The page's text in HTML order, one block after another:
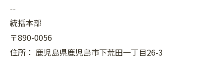
--
統括本部
〒890-0056
住所： 鹿児島県鹿児島市下荒田一丁目26-3